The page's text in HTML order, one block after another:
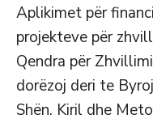
Aplikimet për
projekteve për
Qendra për
dorëzoj deri te
Shën. Kiril dhe